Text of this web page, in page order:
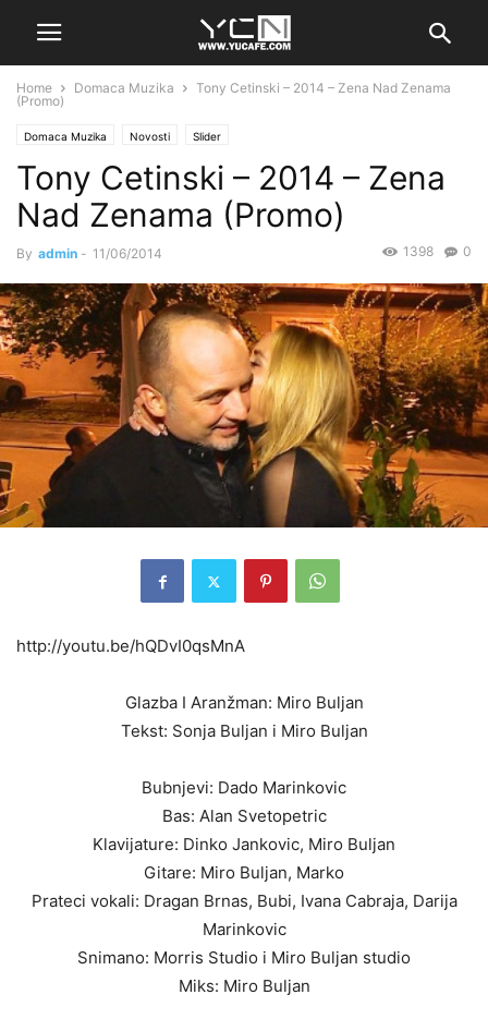
Home Domaca Muzika
Tony Cetinski – 2014 – Zena Nad Zenama
(Promo)
Domaca Muzika Novosti Slider
Tony Cetinski – 2014 – Zena
Nad Zenama (Promo)
By admin - 11/06/2014 0
1398
http://youtu.be/hQDvI0qsMnA
Glazba I Aranžman: Miro Buljan
Tekst: Sonja Buljan i Miro Buljan
Bubnjevi: Dado Marinkovic
Bas: Alan Svetopetric
Klavijature: Dinko Jankovic, Miro Buljan
Gitare: Miro Buljan, Marko
Prateci vokali: Dragan Brnas, Bubi, Ivana Cabraja, Darija
Marinkovic
Snimano: Morris Studio i Miro Buljan studio
Miks: Miro Buljan